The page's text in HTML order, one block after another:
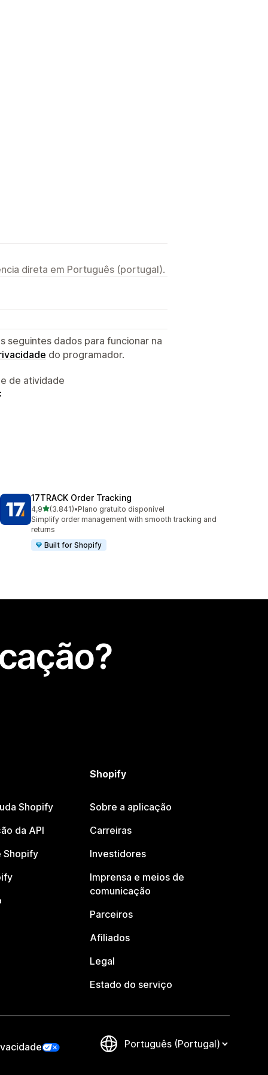
direta em Português (portugal).
seguintes dados para funcionar na
do programador.
de atividade
17TRACK Order Tracking
4,9de 5 estrelas
(3.841)
3841 total de avaliações
•Plano gratuito disponível
Simplify order management with smooth tracking and
returns
Built for Shopify
Shopify
da API
Shopify
Shopify
Sobre a aplicação
Carreiras
Investidores
Imprensa e meios de
comunicação
Parceiros
Afiliados
Legal
Estado do serviço